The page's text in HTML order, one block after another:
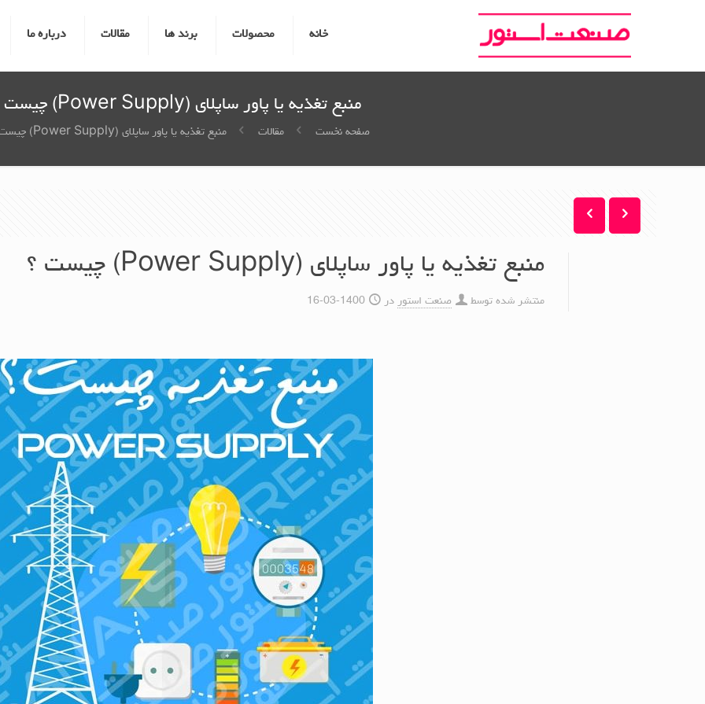
خانه محصولات برند ها مقالات درباره ما
منبع تغذیه یا پاور ساپلای (Power Supply) چیست ؟
صفحه نخست مقالات منبع تغذیه یا پاور ساپلای (Power Supply) چیست ؟
منبع تغذیه یا پاور ساپلای (Power Supply) چیست ؟
منتشر شده توسط صنعت استور در 1400-03-16